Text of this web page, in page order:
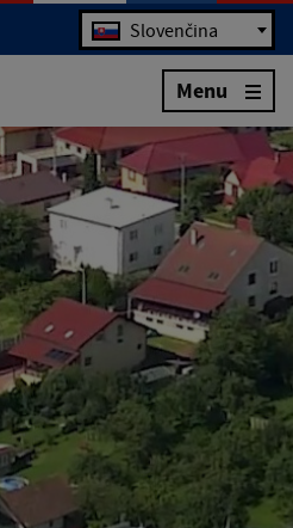
Jazyk Slovenčina
Menu